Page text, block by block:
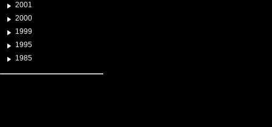
2001
2000
1999
1995
1985